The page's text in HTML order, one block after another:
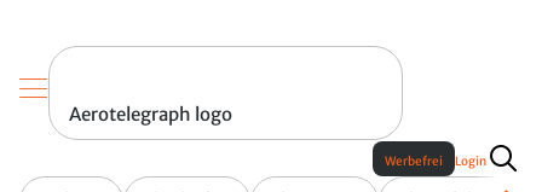
Aerotelegraph logo
Werbefrei Login